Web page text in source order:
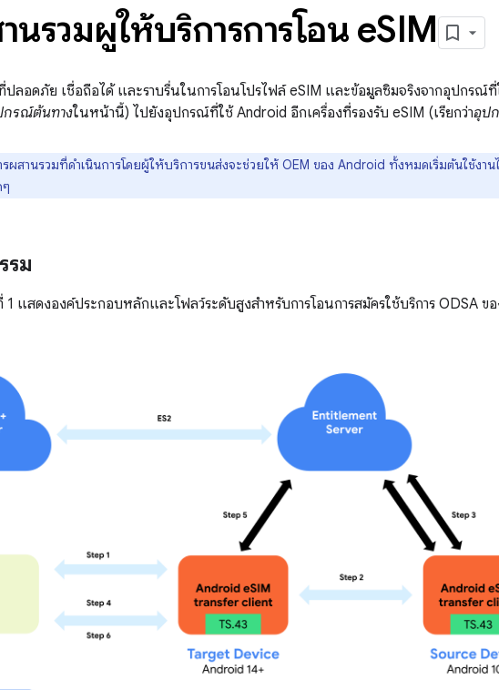
นรวมผู้ให้บริการการโอน eSIM
ลอดภัย เชื่อถือได้ และราบรื่นในการโอนโปรไฟล์ eSIM และข้อมูลซิมจริงจากอุปกรณ์ที่
กรณ์ต้นทางในหน้านี้) ไปยังอุปกรณ์ที่ใช้ Android อีกเครื่องที่รองรับ eSIM (เรียกว่าอุป
รผสานรวมที่ดำเนินการโดยผู้ให้บริการขนส่งจะช่วยให้ OEM ของ Android ทั้งหมดเริ่มต้นใช้งาน
รม
แสดงองค์ประกอบหลักและโฟลว์ระดับสูงสำหรับการโอนการสมัครใช้บริการ ODSA ข